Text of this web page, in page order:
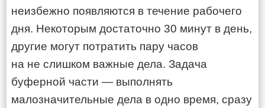
неизбежно появляются в течение рабочего
дня. Некоторым достаточно 30 минут в день,
другие могут потратить пару часов
на не слишком важные дела. Задача
буферной части — выполнять
малозначительные дела в одно время, сразу